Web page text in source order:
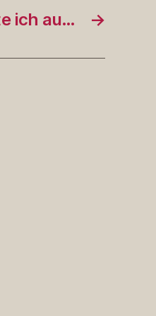
→
ich au…